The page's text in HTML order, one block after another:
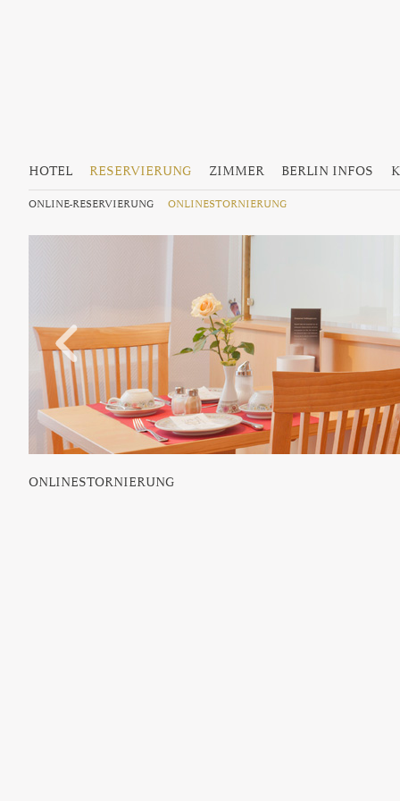
Zum Inhalt wechseln
Zum sekundären Inhalt wechseln
HOTEL RESERVIERUNG ZIMMER BERLIN INFOS
ONLINE-RESERVIERUNG ONLINESTORNIERUNG
ONLINESTORNIERUNG